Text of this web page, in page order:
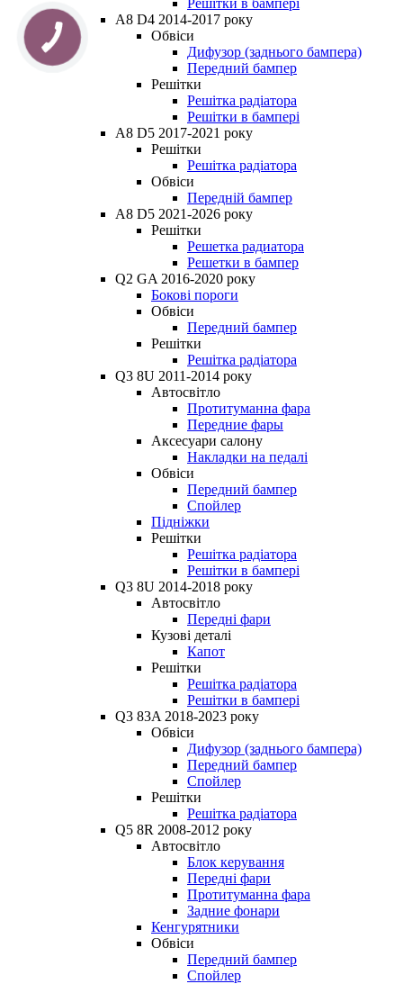
A8 D4 2014-2017 року
Обвіси
Дифузор (заднього бампера)
Передний бампер
Решітки
Решітка радіатора
Решітки в бампері
A8 D5 2017-2021 року
Решітки
Решітка радіатора
Обвіси
Передній бампер
A8 D5 2021-2026 року
Решітки
Решетка радиатора
Решетки в бампер
Q2 GA 2016-2020 року
Бокові пороги
Обвіси
Передний бампер
Решітки
Решітка радіатора
Q3 8U 2011-2014 року
Автосвітло
Протитуманна фара
Передние фары
Аксесуари салону
Накладки на педалі
Обвіси
Передний бампер
Спойлер
Підніжки
Решітки
Решітка радіатора
Решітки в бампері
Q3 8U 2014-2018 року
Автосвітло
Передні фари
Кузові деталі
Капот
Решітки
Решітка радіатора
Решітки в бампері
Q3 83A 2018-2023 року
Обвіси
Дифузор (заднього бампера)
Передний бампер
Спойлер
Решітки
Решітка радіатора
Q5 8R 2008-2012 року
Автосвітло
Блок керування
Передні фари
Протитуманна фара
Задние фонари
Кенгурятники
Обвіси
Передний бампер
Спойлер